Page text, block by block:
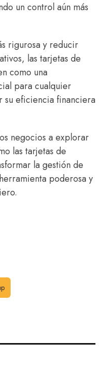
un control aún más
rigurosa y reducir
las tarjetas de
como una
para cualquier
su eficiencia financiera
negocios a explorar
las tarjetas de
la gestión de
poderosa y